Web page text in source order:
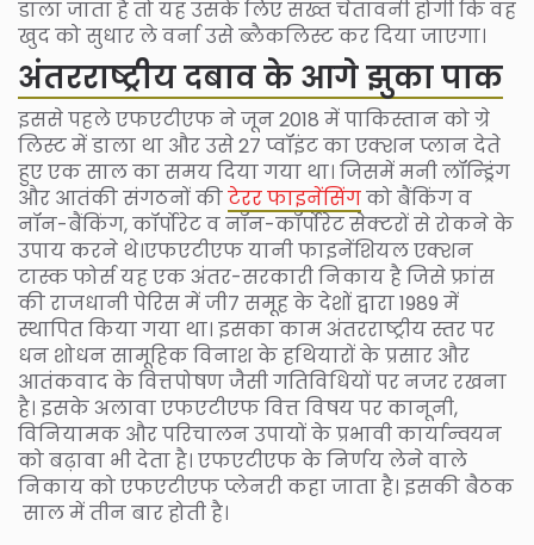
डाला जाता है तो यह उसके लिए सख्त चेतावनी होगी कि वह
खुद को सुधार ले वर्ना उसे ब्लैकलिस्ट कर दिया जाएगा।
अंतरराष्ट्रीय दबाव के आगे झुका पाक
इससे पहले एफएटीएफ ने जून 2018 में पाकिस्तान को ग्रे
लिस्ट में डाला था और उसे 27 प्वॉइंट का एक्शन प्लान देते
हुए एक साल का समय दिया गया था। जिसमें मनी लॉन्ड्रिंग
और आतंकी संगठनों कीटेरर फाइनेंसिंगको बैंकिंग व
नॉन-बैंकिंग, कॉर्पोरेट व नॉन-कॉर्पोरेट सेक्टरों से रोकने के
उपाय करने थे।एफएटीएफ यानी फाइनेंशियल एक्शन
टास्क फोर्स यह एक अंतर-सरकारी निकाय है जिसे फ्रांस
की राजधानी पेरिस में जी7 समूह के देशों द्वारा 1989 में
स्थापित किया गया था। इसका काम अंतरराष्ट्रीय स्तर पर
धन शोधन सामूहिक विनाश के हथियारों के प्रसार और
आतंकवाद के वित्तपोषण जैसी गतिविधियों पर नजर रखना
है। इसके अलावा एफएटीएफ वित्त विषय पर कानूनी,
विनियामक और परिचालन उपायों के प्रभावी कार्यान्वयन
को बढ़ावा भी देता है। एफएटीएफ के निर्णय लेने वाले
निकाय को एफएटीएफ प्लेनरी कहा जाता है। इसकी बैठक
साल में तीन बार होती है।